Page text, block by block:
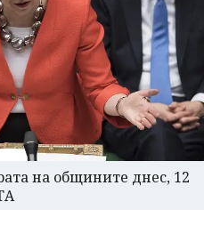
на общините днес, 12